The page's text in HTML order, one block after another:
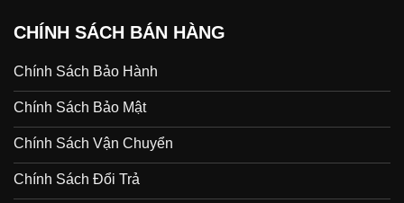
CHÍNH SÁCH BÁN HÀNG
Chính Sách Bảo Hành
Chính Sách Bảo Mật
Chính Sách Vận Chuyển
Chính Sách Đổi Trả